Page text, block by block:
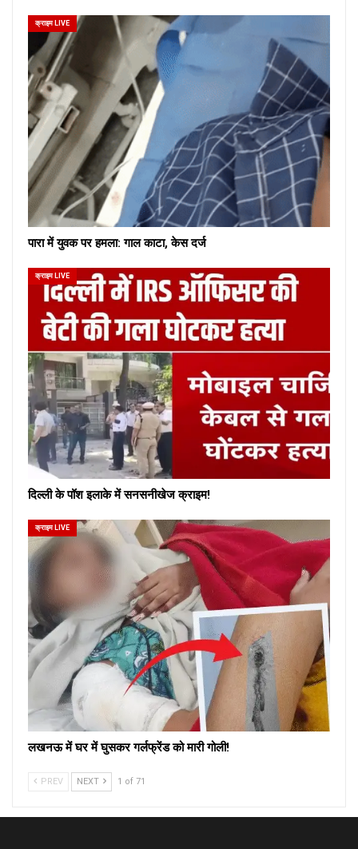
क्राइम LIVE
पारा में युवक पर हमला: गाल काटा, केस दर्ज
क्राइम LIVE
दिल्ली के पॉश इलाके में सनसनीखेज क्राइम!
क्राइम LIVE
लखनऊ में घर में घुसकर गर्लफ्रेंड को मारी गोली!
PREV NEXT 1 of 71